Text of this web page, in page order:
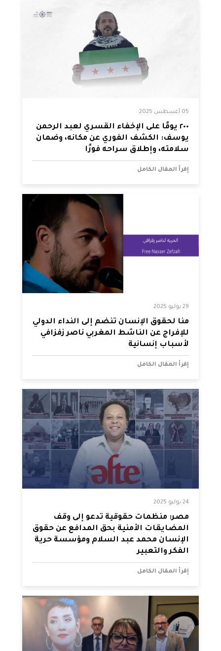
05 أغسطس 2025
٢٠٠ يومًا على الإخفاء القسري لعبد الرحمن
يوسف: الكشف الفوري عن مكانه، وضمان
سلامته، وإطلاق سراحه فورًا
إقرأ المقال الكامل
29 يوليو 2025
منا لحقوق الإنسان تنضم إلى النداء الدولي
للإفراج عن الناشط المغربي ناصر زفزافي
لأسباب إنسانية
إقرأ المقال الكامل
24 يوليو 2025
مصر: منظمات حقوقية تدعو إلى وقف
المضايقات الأمنية بحق المدافع عن حقوق
الإنسان محمد عبد السلام ومؤسسة حرية
الفكر والتعبير
إقرأ المقال الكامل